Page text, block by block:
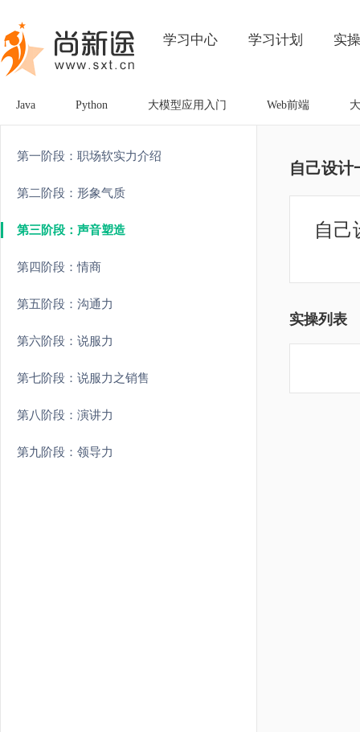
学习中心 学习计划 实操
Java Python 大模型应用入门 Web前端
第一阶段：职场软实力介绍
第二阶段：形象气质
第三阶段：声音塑造
第四阶段：情商
第五阶段：沟通力
第六阶段：说服力
第七阶段：说服力之销售
第八阶段：演讲力
第九阶段：领导力
自己设计
自己
实操列表